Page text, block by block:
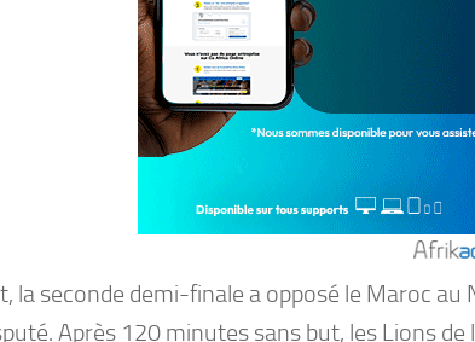
la seconde demi-finale a opposé le Maroc au
Après 120 minutes sans but, les Lions de